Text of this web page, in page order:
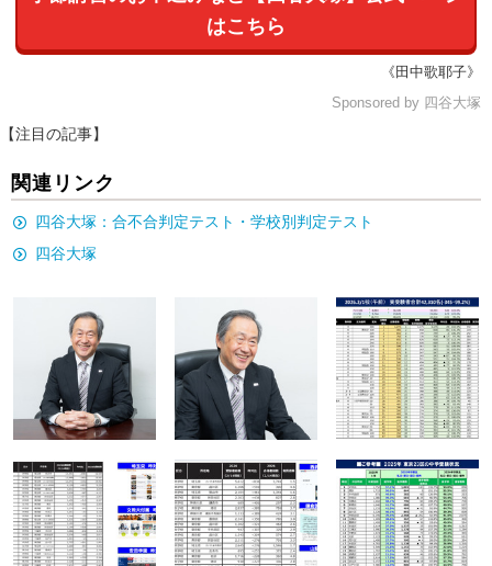
はこちら
《田中歌耶子》
Sponsored by 四谷大塚
【注目の記事】
関連リンク
四谷大塚：合不合判定テスト・学校別判定テスト
四谷大塚